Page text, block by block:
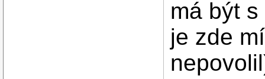
má být
je zde